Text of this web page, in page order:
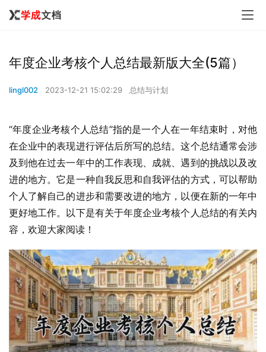
年度企业考核个人总结最新版大全(5篇）
lingl002 2023-12-21 15:02:29 总结与计划
“年度企业考核个人总结”指的是一个人在一年结束时，对他
在企业中的表现进行评估后所写的总结。这个总结通常会涉
及到他在过去一年中的工作表现、成就、遇到的挑战以及改
进的地方。它是一种自我反思和自我评估的方式，可以帮助
个人了解自己的进步和需要改进的地方，以便在新的一年中
更好地工作。以下是有关于年度企业考核个人总结的有关内
容，欢迎大家阅读！